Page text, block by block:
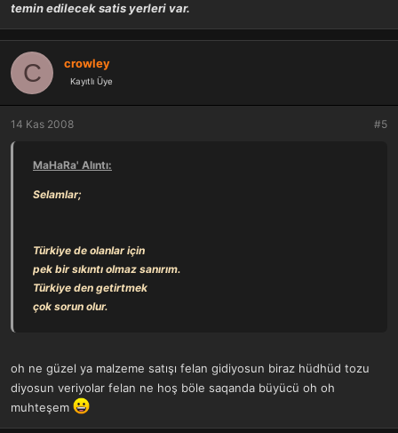
temin edilecek satis yerleri var.
C crowley
Kayıtlı Üye
14 Kas 2008 #5
MaHaRa' Alıntı:
Selamlar;
Türkiye de olanlar için
pek bir sıkıntı olmaz sanırım.
Türkiye den getirtmek
çok sorun olur.
zengin
imkanlara sahip.
Çoğunluğu Fas-Tunus gibi
ülkelerden gelenler çok.
oh ne güzel ya malzeme satışı felan gidiyosun biraz hüdhüd tozu
diyosun veriyolar felan ne hoş böle saqanda büyücü oh oh
muhteşem